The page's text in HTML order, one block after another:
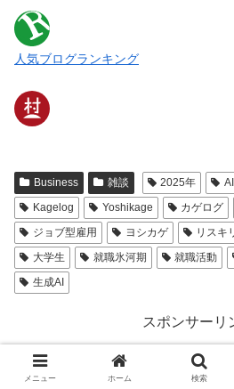
人気ブログランキング
Business 雑談 2025年 AI
Kagelog
Yoshikage カゲログ
ジョブ型雇用
ヨシカゲ リスキ
大学生
就職氷河期 就職活動
生成AI
スポンサーリ
メニュー ホーム 検索